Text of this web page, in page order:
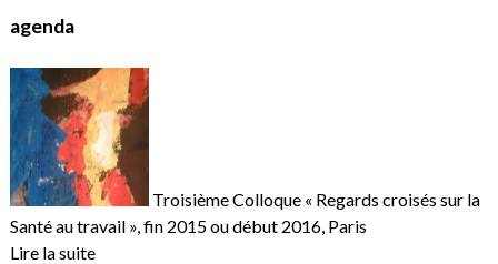
agenda
Troisième Colloque « Regards croisés sur la
Santé au travail », fin 2015 ou début 2016, Paris
Lire la suite